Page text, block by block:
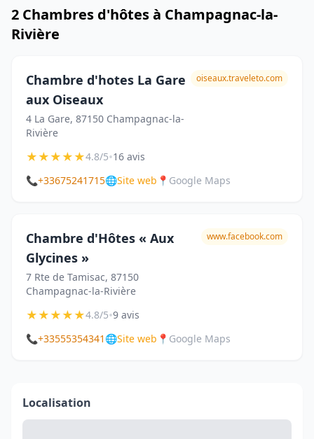
2 Chambres d'hôtes à Champagnac-la-
Rivière
Chambre d'hotes La Gare
aux Oiseaux
4 La Gare, 87150 Champagnac-la-
Rivière
oiseaux.traveleto.com
★★★★★4.8/5•16 avis
📞+33675241715🌐Site web 📍 Google Maps
Chambre d'Hôtes « Aux
Glycines »
7 Rte de Tamisac, 87150
Champagnac-la-Rivière
www.facebook.com
★★★★★4.8/5•9 avis
📞+33555354341 🌐Site web 📍 Google Maps
Localisation